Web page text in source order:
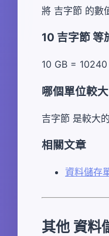
將 吉字節 的數
10 吉字節 等
10 GB = 10240
哪個單位較
吉字節 是較大
相關文章
資料儲存
其他 資料